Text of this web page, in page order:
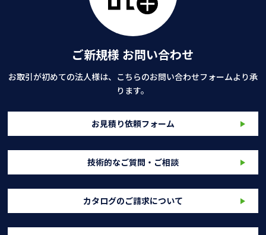
ご新規様 お問い合わせ
お取引が初めての法人様は、こちらのお問い合わせフォームより承
ります。
お見積り依頼フォーム
技術的なご質問・ご相談
カタログのご請求について